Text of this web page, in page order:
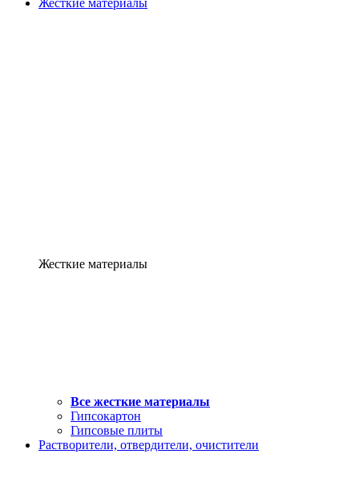
Жесткие материалы
Жесткие материалы
Все жесткие материалы
Гипсокартон
Гипсовые плиты
Растворители, отвердители, очистители